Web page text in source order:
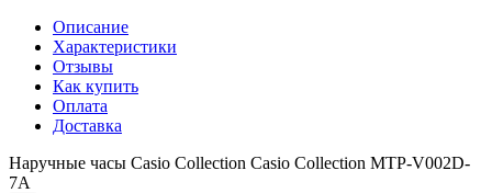
Описание
Характеристики
Отзывы
Как купить
Оплата
Доставка
Наручные часы Casio Collection Casio Collection MTP-V002D-
7A